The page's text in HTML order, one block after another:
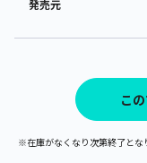
発売元
こ
※在庫がなくなり次第終了とな